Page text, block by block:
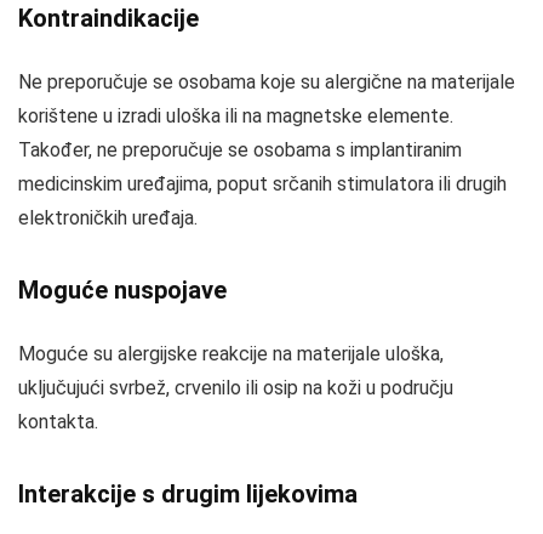
Kontraindikacije
Ne preporučuje se osobama koje su alergične na materijale
korištene u izradi uloška ili na magnetske elemente.
Također, ne preporučuje se osobama s implantiranim
medicinskim uređajima, poput srčanih stimulatora ili drugih
elektroničkih uređaja.
Moguće nuspojave
Moguće su alergijske reakcije na materijale uloška,
uključujući svrbež, crvenilo ili osip na koži u području
kontakta.
Interakcije s drugim lijekovima